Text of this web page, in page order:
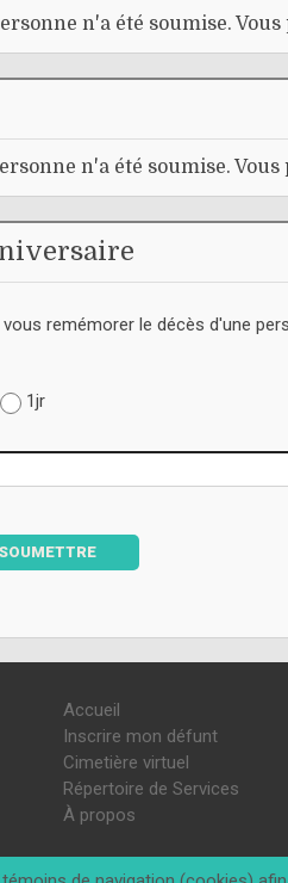
n'a été soumise.
n'a été soumise.
remémorer le décès d'une
1jr
SOUMETTRE
Accueil
Inscrire mon défunt
Cimetière virtuel
Répertoire de Services
À propos